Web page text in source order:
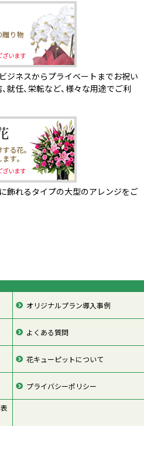
ジネスからプライベートまでお祝い
就任、栄転など、様々な用途でご利
飾れるタイプの大型のアレンジをご
オリジナルプラン導入事例
よくある質問
花キューピットについて
プライバシーポリシー